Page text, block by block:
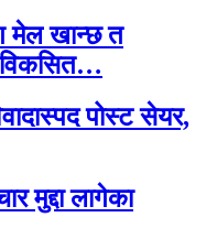
मेल खान्छ त
विकसित…
पोस्ट सेयर,
मुद्दा लागेका